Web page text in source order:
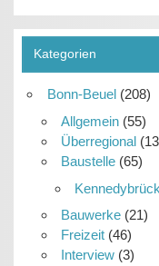
Kategorien
Bonn-Beuel (208)
Allgemein(55)
Überregional
Baustelle(65)
Bauwerke(21)
Freizeit(46)
Interview(3)